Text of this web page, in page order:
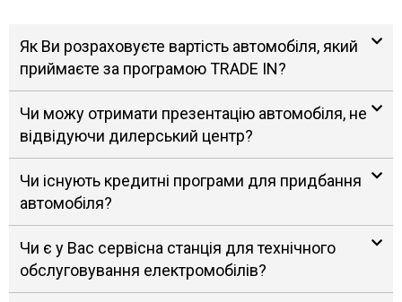
Як Ви розраховуєте вартість автомобіля, який
приймаєте за програмою TRADE IN?
Чи можу отримати презентацію автомобіля, не
відвідуючи дилерський центр?
Чи існують кредитні програми для придбання
автомобіля?
Чи є у Вас сервісна станція для технічного
обслуговування електромобілів?